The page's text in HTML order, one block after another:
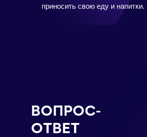
приносить свою еду и напитки.
ВОПРОС-
ОТВЕТ